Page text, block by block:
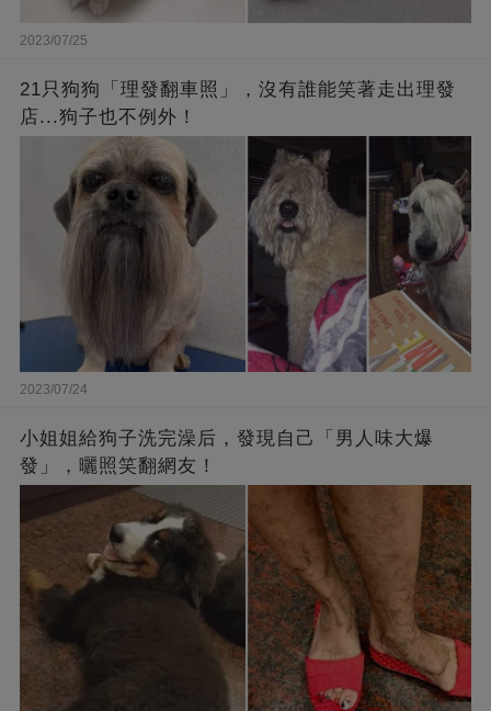
2023/07/25
21只狗狗「理發翻車照」，沒有誰能笑著走出理發
店...狗子也不例外！
2023/07/24
小姐姐給狗子洗完澡后，發現自己「男人味大爆
發」，曬照笑翻網友！